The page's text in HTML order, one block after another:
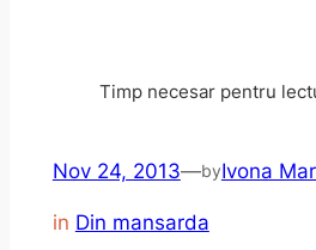
Nov 24, 2013—byIvona
in Din mansarda